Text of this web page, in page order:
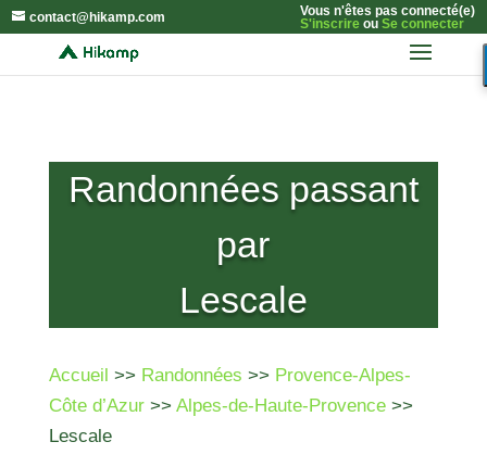
contact@hikamp.com
Vous n'êtes pas connecté(e)
S'inscrireou Se connecter
Randonnées passant
par
Lescale
Accueil >> Randonnées >> Provence-Alpes-
Côte d’Azur>> Alpes-de-Haute-Provence>>
Lescale